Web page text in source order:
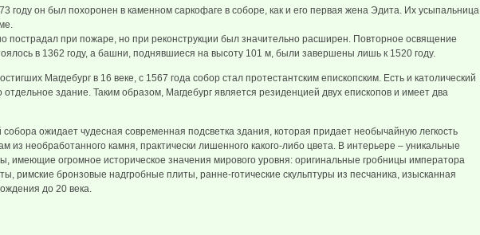
году он был похоронен в каменном саркофаге в соборе, как и его первая жена Эдита. Их усыпальница
пострадал при пожаре, но при реконструкции был значительно расширен. Повторное освящение
в 1362 году, а башни, поднявшиеся на высоту 101 м, были завершены лишь к 1520 году.
Магдебург в 16 веке, с 1567 года собор стал протестантским епископским. Есть и католический
здание. Таким образом, Магдебург является резиденцией двух епископов и имеет два
ожидает чудесная современная подсветка здания, которая придает необычайную легкость
необработанного камня, практически лишенного какого-либо цвета. В интерьере – уникальные
имеющие огромное историческое значения мирового уровня: оригинальные гробницы императора
римские бронзовые надгробные плиты, ранне-готические скульптуры из песчаника, изысканная
до 20 века.